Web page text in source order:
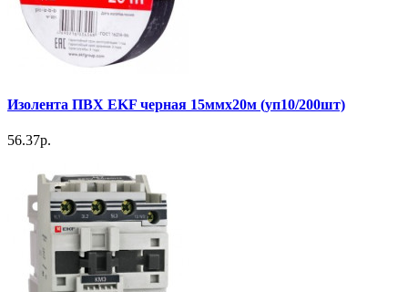
Изолента ПВХ EKF черная 15ммх20м (уп10/200шт)
56.37р.